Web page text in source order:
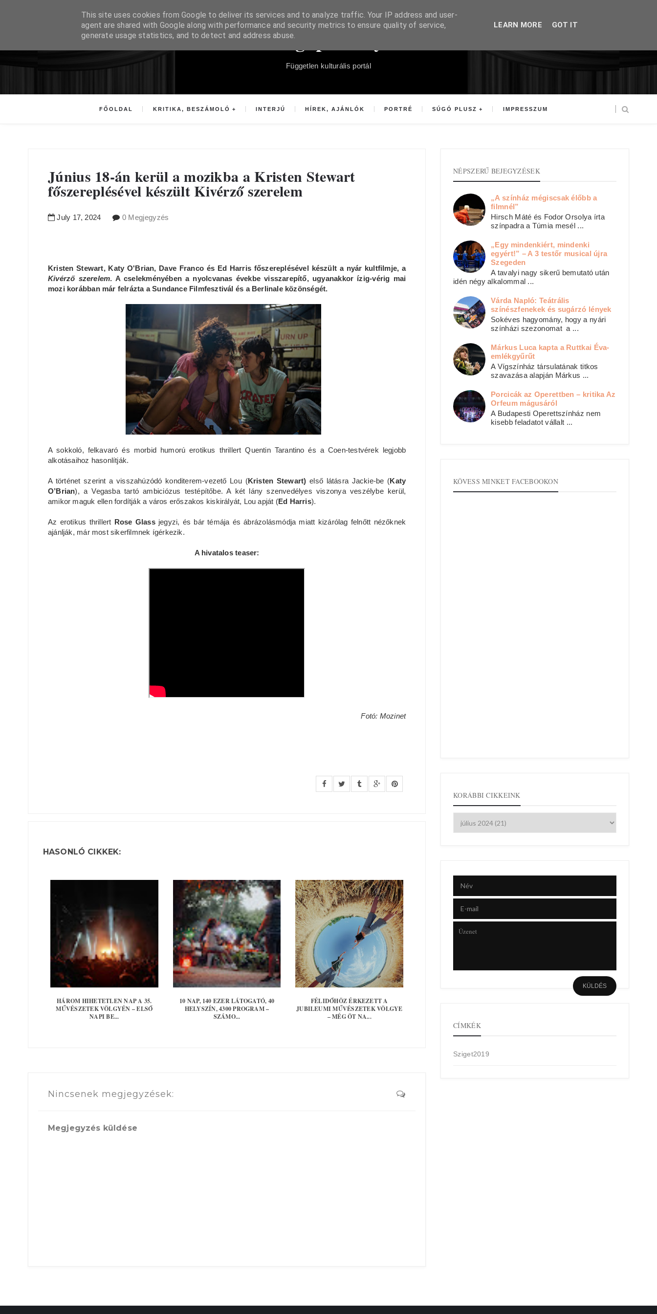
Súgópéldány
Független kulturális portál
FŐOLDAL KRITIKA, BESZÁMOLÓ INTERJÚ HÍREK, AJÁNLÓK PORTRÉ SÚGÓ PLUSZ IMPRESSZUM
Június 18-án kerül a mozikba a Kristen Stewart
főszereplésével készült Kivérző szerelem
July 17, 2024 0 Megjegyzés
Kristen Stewart, Katy O'Brian, Dave Franco és Ed Harris főszereplésével készült a nyár kultfilmje, a
Kivérző szerelem. A cselekményében a nyolcvanas évekbe visszarepítő, ugyanakkor ízig-vérig mai
mozi korábban már felrázta a Sundance Filmfesztivál és a Berlinale közönségét.
A sokkoló, felkavaró és morbid humorú erotikus thrillert Quentin Tarantino és a Coen-testvérek legjobb
alkotásaihoz hasonlítják.
A történet szerint a visszahúzódó konditerem-vezető Lou (Kristen Stewart) első látásra Jackie-be (Katy
O’Brian), a Vegasba tartó ambiciózus testépítőbe. A két lány szenvedélyes viszonya veszélybe kerül,
amikor maguk ellen fordítják a város erőszakos kiskirályát, Lou apját (Ed Harris).
Az erotikus thrillert Rose Glass jegyzi, és bár témája és ábrázolásmódja miatt kizárólag felnőtt nézőknek
ajánlják, már most sikerfilmnek ígérkezik.
A hivatalos teaser:
Fotó: Mozinet
HASONLÓ CIKKEK:
HÁROM HIHETETLEN NAP A 35.
MŰVÉSZETEK VÖLGYÉN – ELSŐ
NAPI BE...
10 NAP, 140 EZER LÁTOGATÓ, 40
HELYSZÍN, 4300 PROGRAM –
SZÁMO...
FÉLIDŐHÖZ ÉRKEZETT A
JUBILEUMI MŰVÉSZETEK VÖLGYE
– MÉG ÖT NA...
Nincsenek megjegyzések:
Megjegyzés küldése
NÉPSZERŰ BEJEGYZÉSEK
„A színház mégiscsak élőbb a
filmnél”
Hirsch Máté és Fodor Orsolya írta
színpadra a Túmia mesél ...
„Egy mindenkiért, mindenki
egyért!” – A 3 testőr musical újra
Szegeden
A tavalyi nagy sikerű bemutató után
idén négy alkalommal ...
Várda Napló: Teátrális
színészfenekek és sugárzó lények
Sokéves hagyomány, hogy a nyári
színházi szezonomat a ...
Márkus Luca kapta a Ruttkai Éva-
emlékgyűrűt
A Vígszínház társulatának titkos
szavazása alapján Márkus ...
Porcicák az Operettben – kritika Az
Orfeum mágusáról
A Budapesti Operettszínház nem
kisebb feladatot vállalt ...
KÖVESS MINKET FACEBOOKON
KORÁBBI CIKKEINK
CÍMKÉK
Sziget2019
This site uses cookies from Google to deliver its services and to analyze traffic. Your IP address and user-
agent are shared with Google along with performance and security metrics to ensure quality of service,
generate usage statistics, and to detect and address abuse.
LEARN MORE GOT IT